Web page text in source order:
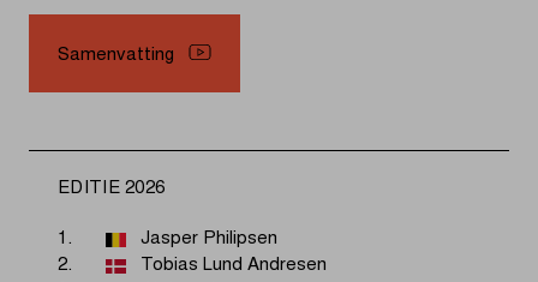
Samenvatting
EDITIE 2026
1.
Jasper Philipsen
2.
Tobias Lund Andresen